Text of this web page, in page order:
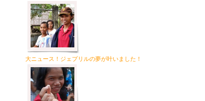
大ニュース！ジェプリルの夢が叶いました！